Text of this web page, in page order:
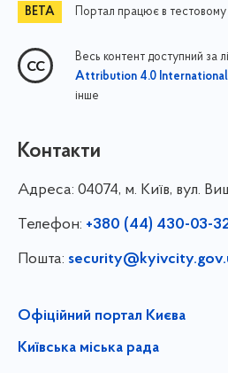
Портал працює в тестовому
Весь контент доступний за
Attribution 4.0 International
інше
Контакти
Адреса: 04074, м. Київ, вул.
Телефон: +380 (44) 430-03-
Пошта:
Офіційний портал Києва
Київська міська рада